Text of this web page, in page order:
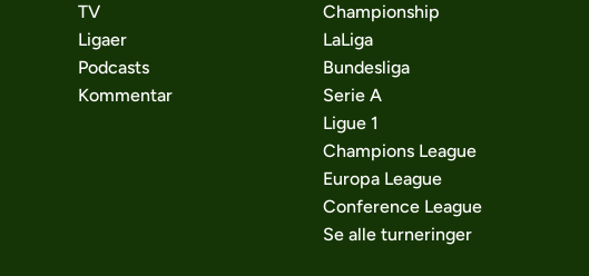
TV
Ligaer
Podcasts
Kommentar
Championship
LaLiga
Bundesliga
Serie A
Ligue 1
Champions League
Europa League
Conference League
Se alle turneringer